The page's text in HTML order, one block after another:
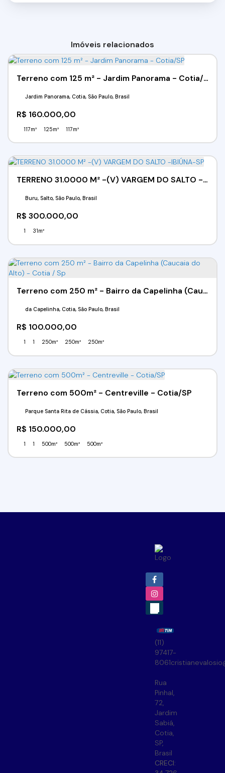
Imóveis relacionados
Terreno com 125 m² - Jardim Panorama - Cotia/SP
R$ 160.000,00
Jardim Panorama, Cotia, São Paulo, Brasil
117m² 125m² 117m²
TERRENO 31.0000 M² -(V) VARGEM DO SALTO -IBIÚNA-SP
R$ 300.000,00
Buru, Salto, São Paulo, Brasil
1 31m²
Terreno com 250 m² - Bairro da Capelinha (Caucaia do Alto) - Cotia / Sp
R$ 100.000,00
da Capelinha, Cotia, São Paulo, Brasil
1 1 250m² 250m² 250m²
Terreno com 500m² - Centreville - Cotia/SP
R$ 150.000,00
Parque Santa Rita de Cássia, Cotia, São Paulo, Brasil
1 1 500m² 500m² 500m²
(11)
97417-
8061
Rua
Pinhal,
72,
Jardim
Sabiá,
Cotia,
SP,
Brasil
CRECI: